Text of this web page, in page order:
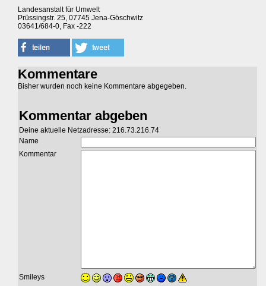
Landesanstalt für Umwelt
Prüssingstr. 25, 07745 Jena-Göschwitz
03641/684-0, Fax -222
Kommentare
Bisher wurden noch keine Kommentare abgegeben.
Kommentar abgeben
Deine aktuelle Netzadresse: 216.73.216.74
Name
Kommentar
Smileys